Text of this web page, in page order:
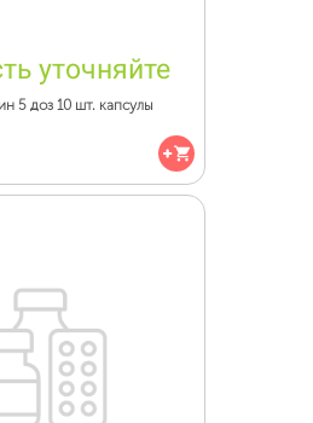
уточняйте
5 доз 10 шт. капсулы